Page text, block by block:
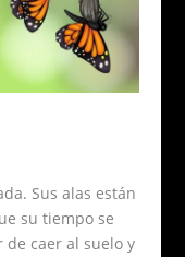
Sus alas están
su tiempo se
de caer al suelo y